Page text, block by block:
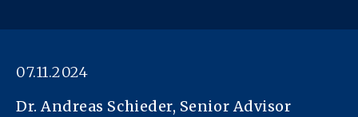
07.11.2024
Dr. Andreas Schieder, Senior Advisor